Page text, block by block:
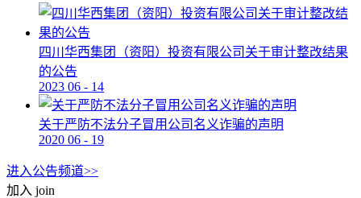
四川华西集团（资阳）投资有限公司关于审计整改结果
的公告
2023 06 - 14
关于严防不法分子冒用公司名义诈骗的声明
2020 06 - 19
进入公告频道>>
加入 join